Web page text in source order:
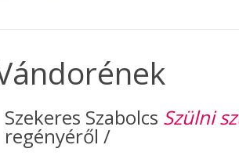
Szekeres Szabolcs Szülni
regényéről /